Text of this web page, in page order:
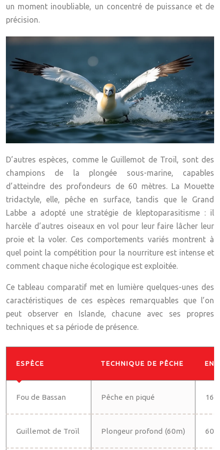
un moment inoubliable, un concentré de puissance et de
précision.
D’autres espèces, comme le Guillemot de Troïl, sont des
champions de la plongée sous-marine, capables
d’atteindre des profondeurs de 60 mètres. La Mouette
tridactyle, elle, pêche en surface, tandis que le Grand
Labbe a adopté une stratégie de kleptoparasitisme : il
harcèle d’autres oiseaux en vol pour leur faire lâcher leur
proie et la voler. Ces comportements variés montrent à
quel point la compétition pour la nourriture est intense et
comment chaque niche écologique est exploitée.
Ce tableau comparatif met en lumière quelques-unes des
caractéristiques de ces espèces remarquables que l’on
peut observer en Islande, chacune avec ses propres
techniques et sa période de présence.
ESPÈCE TECHNIQUE DE PÊCHE
Fou de Bassan Pêche en piqué
Guillemot de Troïl Plongeur profond (60m) 60-